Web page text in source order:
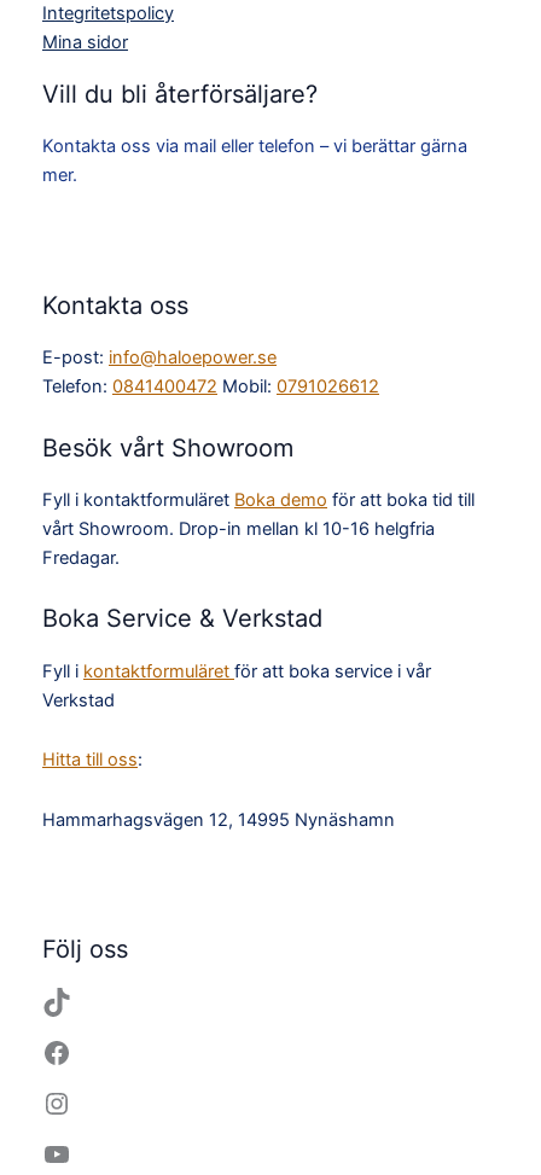
Integritetspolicy
Mina sidor
Vill du bli återförsäljare?
Kontakta oss via mail eller telefon – vi berättar gärna
mer.
Kontakta oss
E-post: info@haloepower.se
Telefon: 0841400472 Mobil: 0791026612
Besök vårt Showroom
Fyll i kontaktformuläret Boka demo för att boka tid till
vårt Showroom. Drop-in mellan kl 10-16 helgfria
Fredagar.
Boka Service & Verkstad
Fyll i kontaktformuläret för att boka service i vår
Verkstad
Hitta till oss:
Hammarhagsvägen 12, 14995 Nynäshamn
Följ oss
TikTok
Facebook
Instagram
YouTube